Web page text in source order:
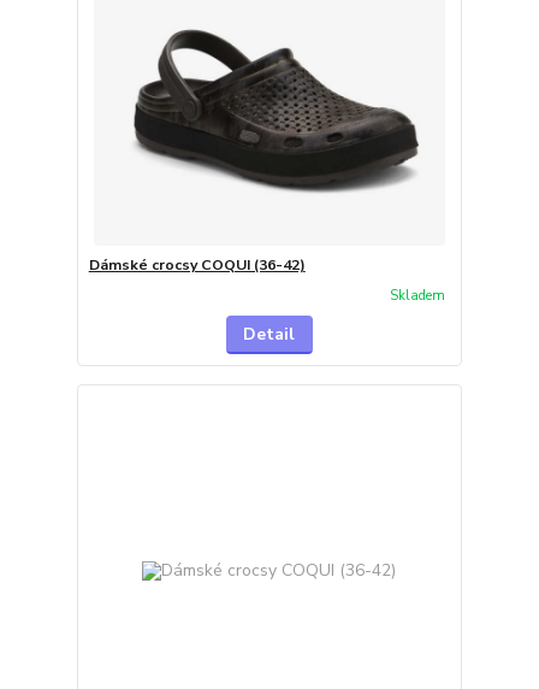
Dámské crocsy COQUI (36-42)
Skladem
Detail